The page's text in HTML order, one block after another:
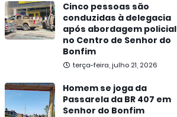
Cinco pessoas são
conduzidas à delegacia
após abordagem policial
no Centro de Senhor do
Bonfim
terça-feira, julho 21, 2026
Homem se joga da
Passarela da BR 407 em
Senhor do Bonfim